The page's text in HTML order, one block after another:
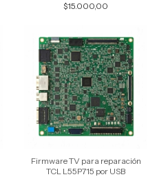
$15.000,00
Firmware TV para reparación
TCL L55P715 por USB